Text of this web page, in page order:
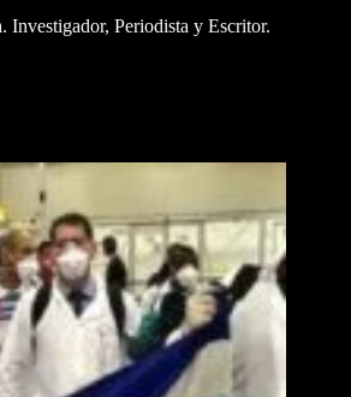
Investigador, Periodista y Escritor.